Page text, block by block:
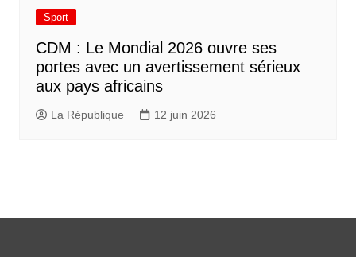
Sport
CDM : Le Mondial 2026 ouvre ses
portes avec un avertissement sérieux
aux pays africains
La République 12 juin 2026